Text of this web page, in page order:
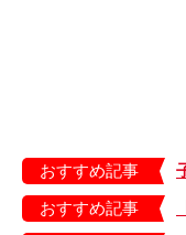
おすすめ記事
おすすめ記事